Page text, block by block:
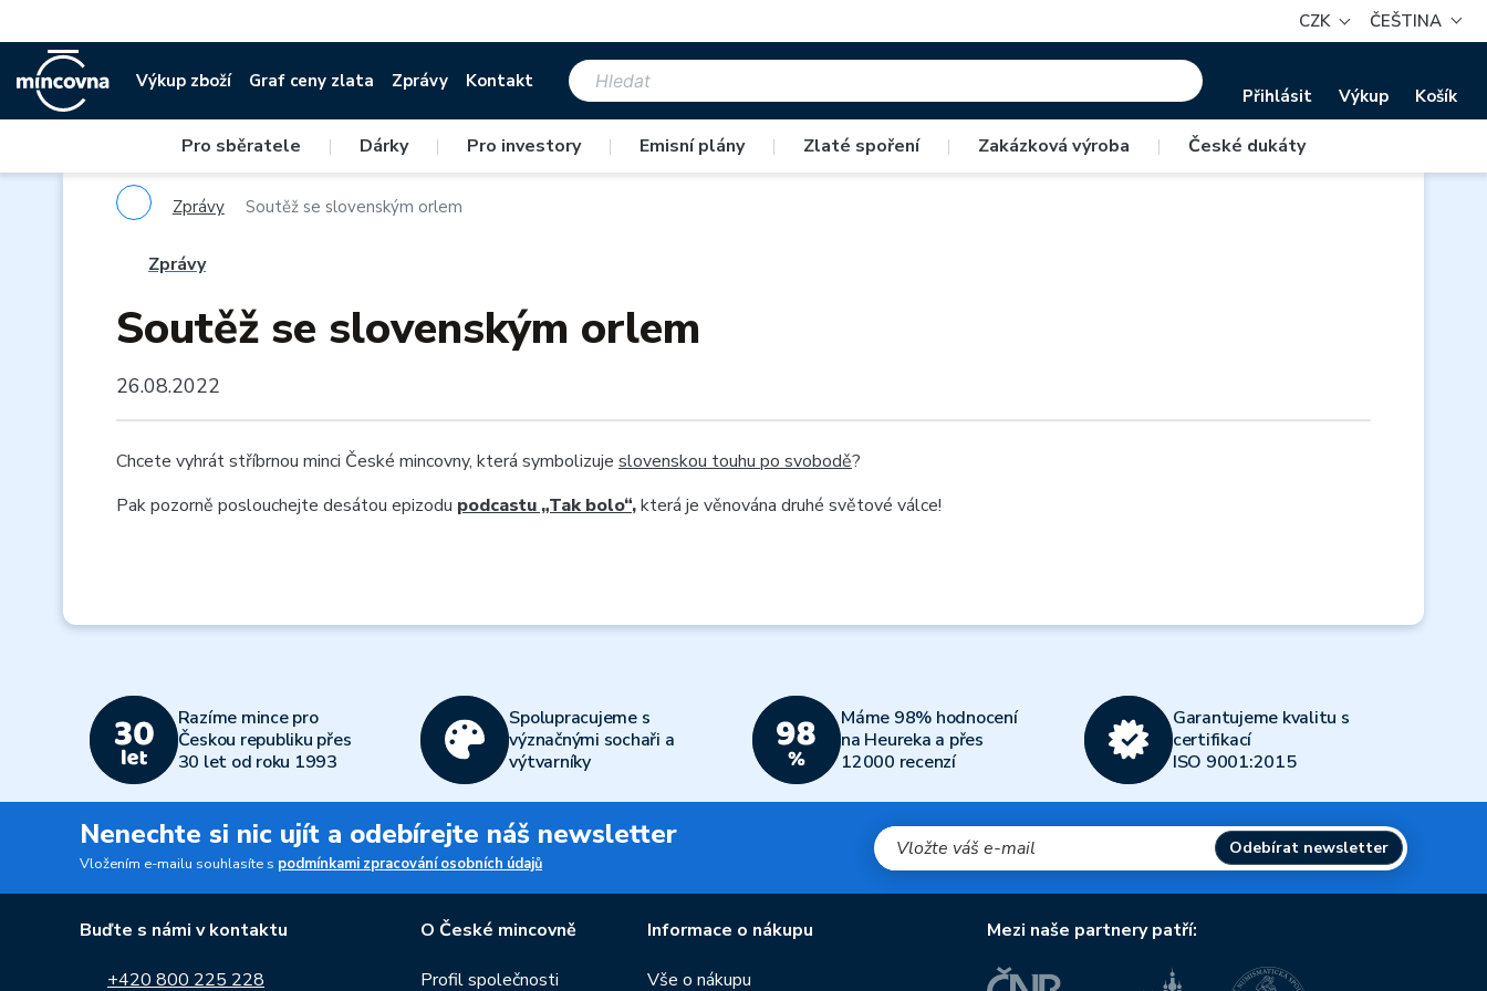
CZK ČEŠTINA
Výkup zboží Graf ceny zlata Zprávy Kontakt
Přihlásit Výkup Košík
Pro sběratele | Dárky | Pro investory | Emisní plány | Zlaté spoření | Zakázková výroba | České dukáty
Zprávy Soutěž se slovenským orlem
Zprávy
Soutěž se slovenským orlem
26.08.2022
Chcete vyhrát stříbrnou minci České mincovny, která symbolizuje slovenskou touhu po svobodě?
Pak pozorně poslouchejte desátou epizodu podcastu „Tak bolo“,která je věnována druhé světové válce!
Razíme mince pro
Českou republiku přes
30 let od roku 1993
Spolupracujeme s
význačnými sochaři a
výtvarníky
Máme 98% hodnocení
na Heureka a přes
12000 recenzí
Garantujeme kvalitu s
certifikací
ISO 9001:2015
Nenechte si nic ujít a odebírejte náš newsletter
Vložením e-mailu souhlasíte s podmínkami zpracování osobních údajů
Odebírat newsletter
Buďte s námi v kontaktu
+420 800 225 228
O České mincovně
Profil společnosti
Informace o nákupu
Vše o nákupu
Mezi naše partnery patří: